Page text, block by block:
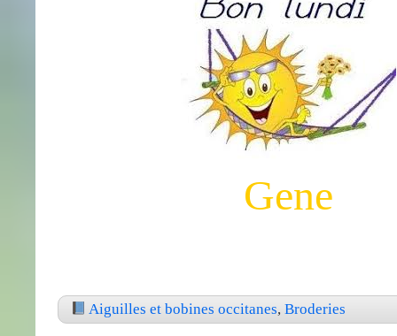
Gene
Aiguilles et bobines occitanes, Broderies